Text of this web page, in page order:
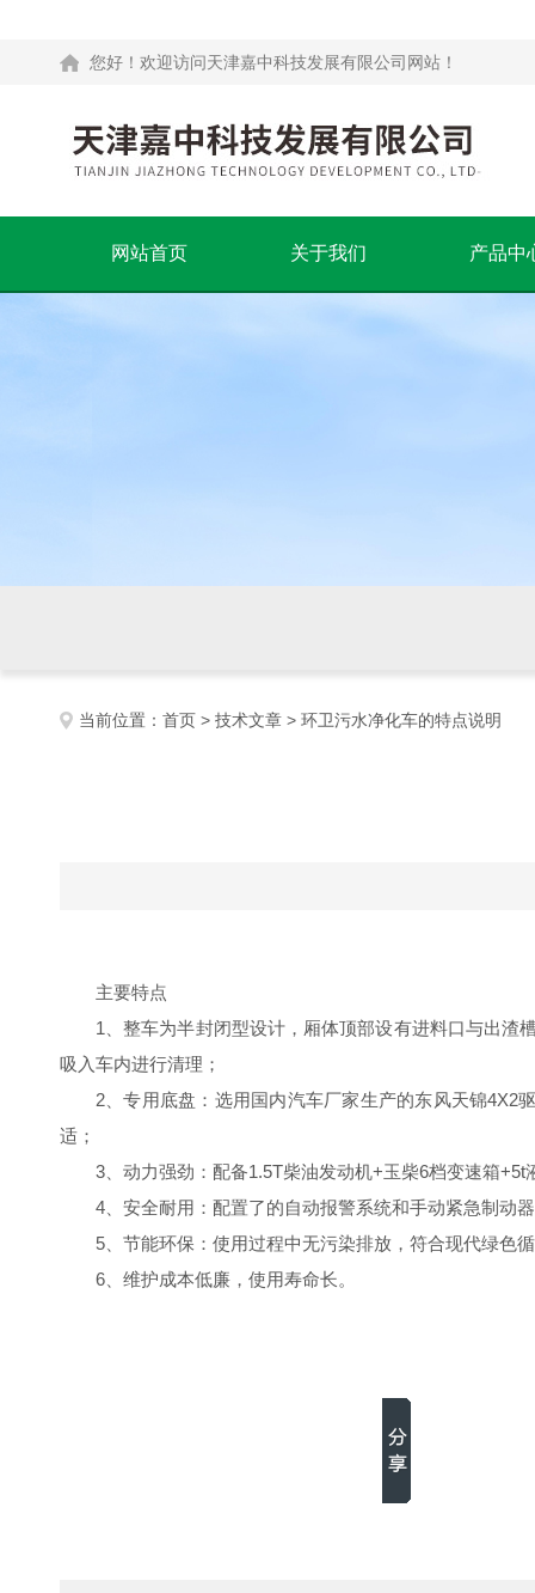
您好！欢迎访问天津嘉中科技发展有限公司网站！
网站首页 关于我们 产品中
当前位置： 首页 > 技术文章 > 环卫污水净化车的特点说明
主要特点
1、整车为半封闭型设计，厢体顶部设有进料口与出渣
吸入车内进行清理；
2、专用底盘：选用国内汽车厂家生产的东风天锦4X2
适；
3、动力强劲：配备1.5T柴油发动机+玉柴6档变速箱
4、安全耐用：配置了的自动报警系统和手动紧急制动
5、节能环保：使用过程中无污染排放，符合现代绿色
6、维护成本低廉，使用寿命长。